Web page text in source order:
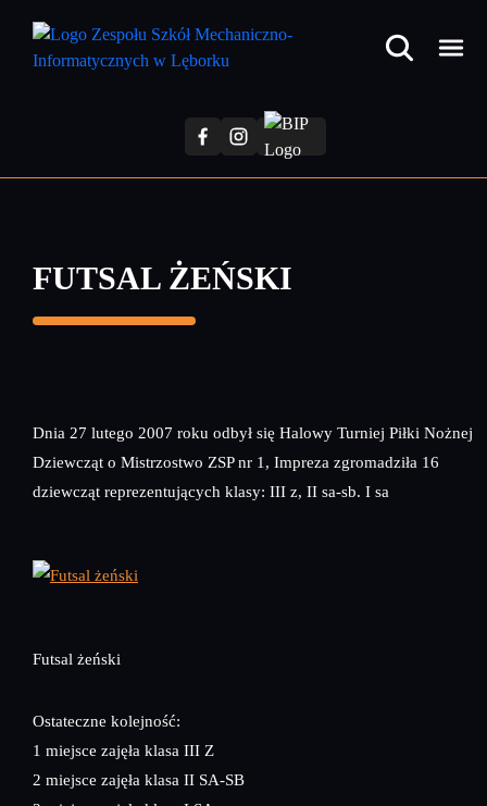
treści
FUTSAL ŻEŃSKI
Dnia 27 lutego 2007 roku odbył się Halowy Turniej Piłki Nożnej
Dziewcząt o Mistrzostwo ZSP nr 1, Impreza zgromadziła 16
dziewcząt reprezentujących klasy: III z, II sa-sb. I sa
Futsal żeński
Ostateczne kolejność:
1 miejsce zajęła klasa III Z
2 miejsce zajęła klasa II SA-SB